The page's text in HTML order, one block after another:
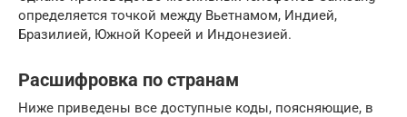
определяется точкой между Вьетнамом, Индией,
Бразилией, Южной Кореей и Индонезией.
Расшифровка по странам
Ниже приведены все доступные коды, поясняющие, в